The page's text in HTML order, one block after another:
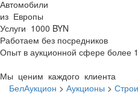
Автомобили
из Европы
Услуги 1000 BYN
Работаем без посредников
Опыт в аукционной сфере более
Мы ценим каждого клиента
БелАукцион > Аукционы >